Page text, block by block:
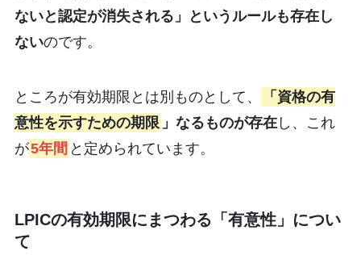
ないと認定が消失される」というルールも存在し
ないのです。
ところが有効期限とは別ものとして、
「資格の有
意性を示すための期限 」なるものが存在し、これ
が5年間 と定められています。
LPICの有効期限にまつわる「有意性」につい
て